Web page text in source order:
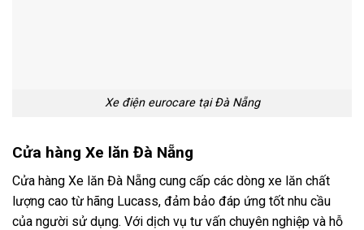
Xe điện eurocare tại Đà Nẵng
Cửa hàng Xe lăn Đà Nẵng
Cửa hàng Xe lăn Đà Nẵng cung cấp các dòng xe lăn chất
lượng cao từ hãng Lucass, đảm bảo đáp ứng tốt nhu cầu
của người sử dụng. Với dịch vụ tư vấn chuyên nghiệp và hỗ